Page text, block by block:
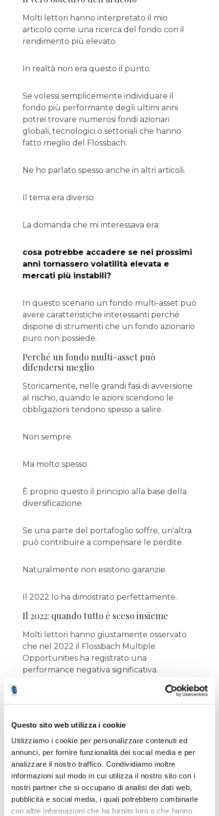
Questo sito web utilizza i cookie
Utilizziamo i cookie per personalizzare contenuti ed
annunci, per fornire funzionalità dei social media e per
analizzare il nostro traffico. Condividiamo inoltre
informazioni sul modo in cui utilizza il nostro sito con i
nostri partner che si occupano di analisi dei dati web,
pubblicità e social media, i quali potrebbero combinarle
con altre informazioni che ha fornito loro o che hanno
Molti lettori hanno interpretato il mio
articolo come una ricerca del fondo con il
rendimento più elevato.
In realtà non era questo il punto.
Se volessi semplicemente individuare il
fondo più performante degli ultimi anni
potrei trovare numerosi fondi azionari
globali, tecnologici o settoriali che hanno
fatto meglio del Flossbach.
Ne ho parlato spesso anche in altri articoli.
Il tema era diverso.
La domanda che mi interessava era:
cosa potrebbe accadere se nei prossimi
anni tornassero volatilità elevata e
mercati più instabili?
In questo scenario un fondo multi-asset può
avere caratteristiche interessanti perché
dispone di strumenti che un fondo azionario
puro non possiede.
Perché un fondo multi-asset può
difendersi meglio
Storicamente, nelle grandi fasi di avversione
al rischio, quando le azioni scendono le
obbligazioni tendono spesso a salire.
Non sempre.
Ma molto spesso.
È proprio questo il principio alla base della
diversificazione.
Se una parte del portafoglio soffre, un'altra
può contribuire a compensare le perdite.
Naturalmente non esistono garanzie.
Il 2022 lo ha dimostrato perfettamente.
Il 2022: quando tutto è sceso insieme
Molti lettori hanno giustamente osservato
che nel 2022 il Flossbach Multiple
Opportunities ha registrato una
performance negativa significativa.
Ma bisogna ricordare che il 2022 è stato uno
degli anni più anomali degli ultimi decenni.
Per effetto dell'inflazione e del rapido rialzo
dei tassi da parte delle banche centrali, sono
scese contemporaneamente:
azioni